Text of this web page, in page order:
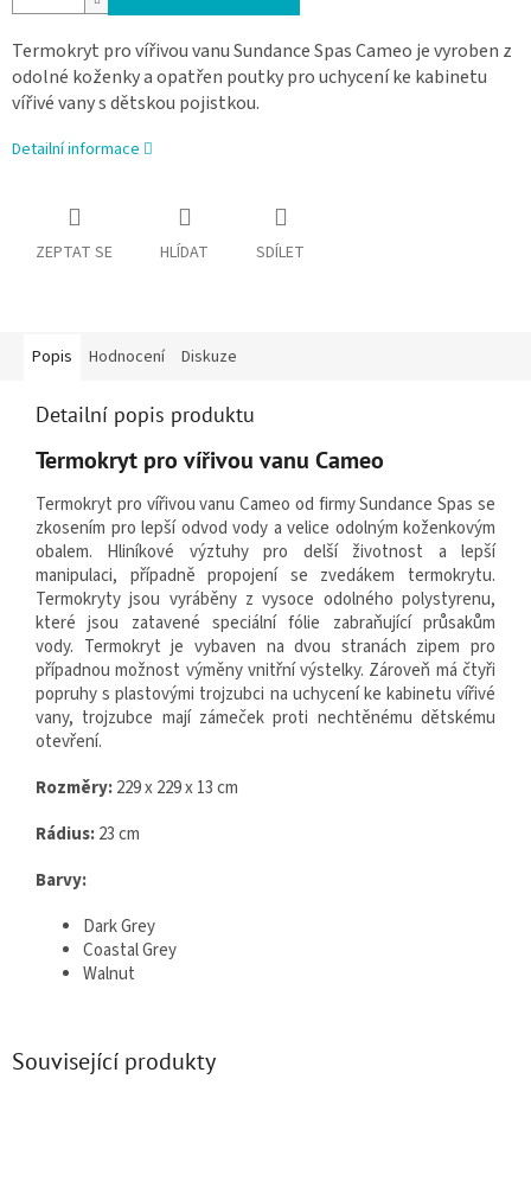
Termokryt pro vířivou vanu Sundance Spas Cameo je vyroben z
odolné koženky a opatřen poutky pro uchycení ke kabinetu
vířivé vany s dětskou pojistkou.
Detailní informace
ZEPTAT SE HLÍDAT SDÍLET
Popis Hodnocení Diskuze
Detailní popis produktu
Termokryt pro vířivou vanu Cameo
Termokryt pro vířivou vanu Cameo od firmy Sundance Spas se
zkosením pro lepší odvod vody a velice odolným koženkovým
obalem. Hliníkové výztuhy pro delší životnost a lepší
manipulaci, případně propojení se zvedákem termokrytu.
Termokryty jsou vyráběny z vysoce odolného polystyrenu,
které jsou zatavené speciální fólie zabraňující průsakům
vody. Termokryt je vybaven na dvou stranách zipem pro
případnou možnost výměny vnitřní výstelky. Zároveň má čtyři
popruhy s plastovými trojzubci na uchycení ke kabinetu vířivé
vany, trojzubce mají zámeček proti nechtěnému dětskému
otevření.
Rozměry:229 x 229 x 13 cm
Rádius:23 cm
Barvy:
Dark Grey
Coastal Grey
Walnut
Související produkty